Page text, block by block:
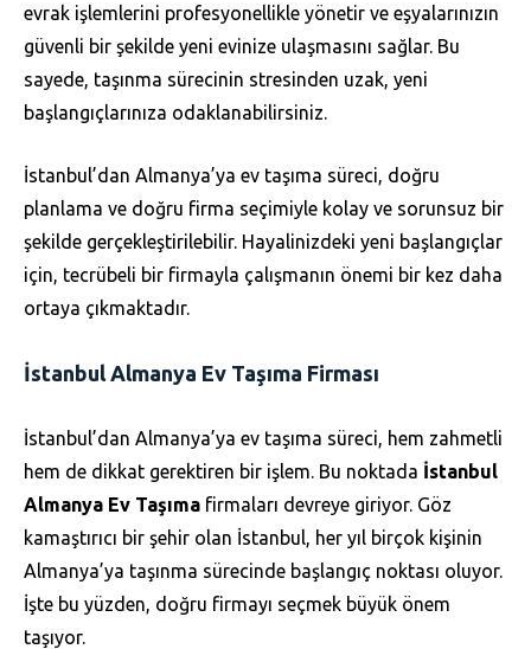
evrak işlemlerini profesyonellikle yönetir ve eşyalarınızın
güvenli bir şekilde yeni evinize ulaşmasını sağlar. Bu
sayede, taşınma sürecinin stresinden uzak, yeni
başlangıçlarınıza odaklanabilirsiniz.
İstanbul’dan Almanya’ya ev taşıma süreci, doğru
planlama ve doğru firma seçimiyle kolay ve sorunsuz bir
şekilde gerçekleştirilebilir. Hayalinizdeki yeni başlangıçlar
için, tecrübeli bir firmayla çalışmanın önemi bir kez daha
ortaya çıkmaktadır.
İstanbul Almanya Ev Taşıma Firması
İstanbul’dan Almanya’ya ev taşıma süreci, hem zahmetli
hem de dikkat gerektiren bir işlem. Bu noktada İstanbul
Almanya Ev Taşıma firmaları devreye giriyor. Göz
kamaştırıcı bir şehir olan İstanbul, her yıl birçok kişinin
Almanya’ya taşınma sürecinde başlangıç noktası oluyor.
İşte bu yüzden, doğru firmayı seçmek büyük önem
taşıyor.